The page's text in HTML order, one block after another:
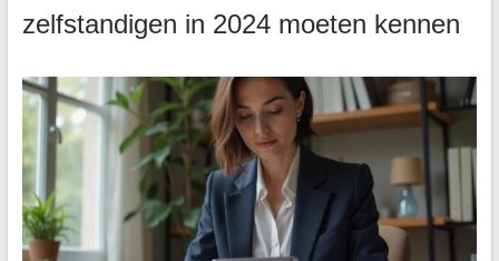
zelfstandigen in 2024 moeten kennen